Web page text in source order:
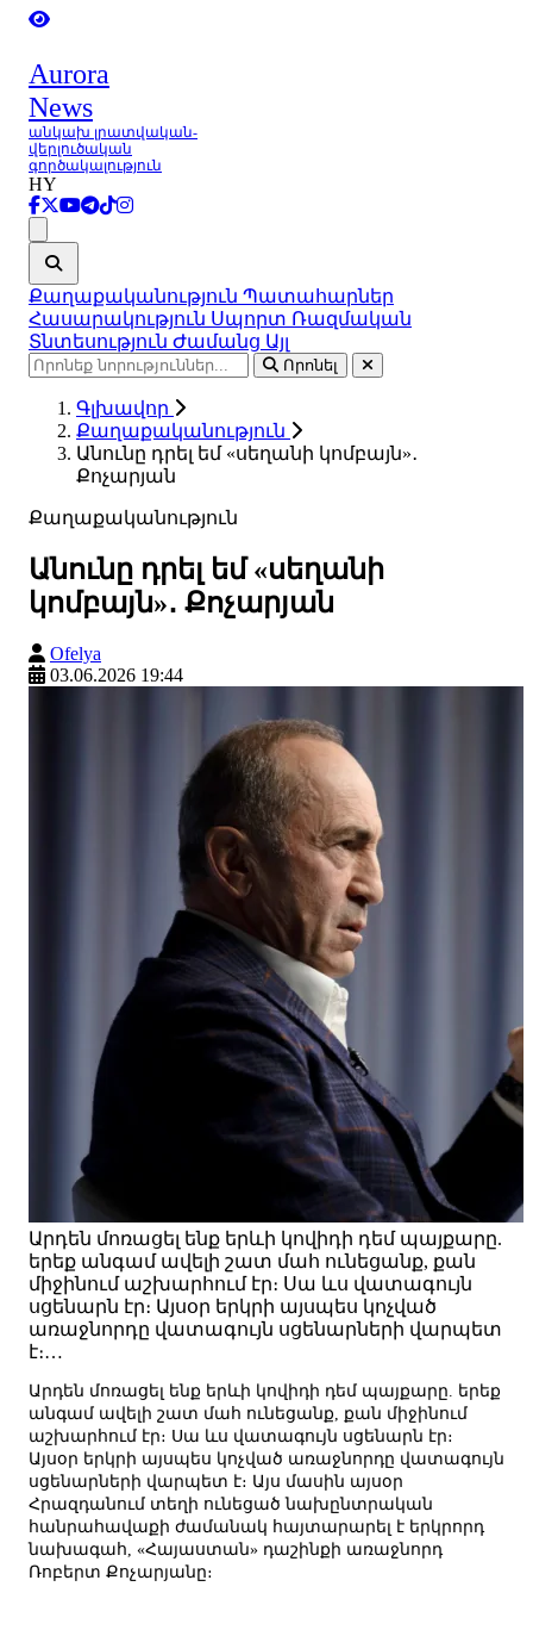
Aurora
News
անկախ լրատվական-
վերլուծական
գործակալություն
HY
Քաղաքականություն Պատահարներ
Հասարակություն Սպորտ Ռազմական
Տնտեսություն Ժամանց Այլ
Որոնել
Գլխավոր
Քաղաքականություն
Անունը դրել եմ «սեղանի կոմբայն»․
Քոչարյան
Քաղաքականություն
Անունը դրել եմ «սեղանի
կոմբայն»․ Քոչարյան
Ofelya
03.06.2026 19:44
Արդեն մոռացել ենք երևի կովիդի դեմ պայքարը.
երեք անգամ ավելի շատ մահ ունեցանք, քան
միջինում աշխարհում էր։ Սա ևս վատագույն
սցենարն էր։ Այսօր երկրի այսպես կոչված
առաջնորդը վատագույն սցենարների վարպետ
է։…
Արդեն մոռացել ենք երևի կովիդի դեմ պայքարը. երեք
անգամ ավելի շատ մահ ունեցանք, քան միջինում
աշխարհում էր։ Սա ևս վատագույն սցենարն էր։
Այսօր երկրի այսպես կոչված առաջնորդը վատագույն
սցենարների վարպետ է։ Այս մասին այսօր
Հրազդանում տեղի ունեցած նախընտրական
հանրահավաքի ժամանակ հայտարարել է երկրորդ
նախագահ, «Հայաստան» դաշինքի առաջնորդ
Ռոբերտ Քոչարյանը։